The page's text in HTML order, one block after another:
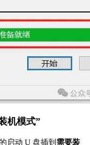
机模式”
启动 U 盘插到 需要装